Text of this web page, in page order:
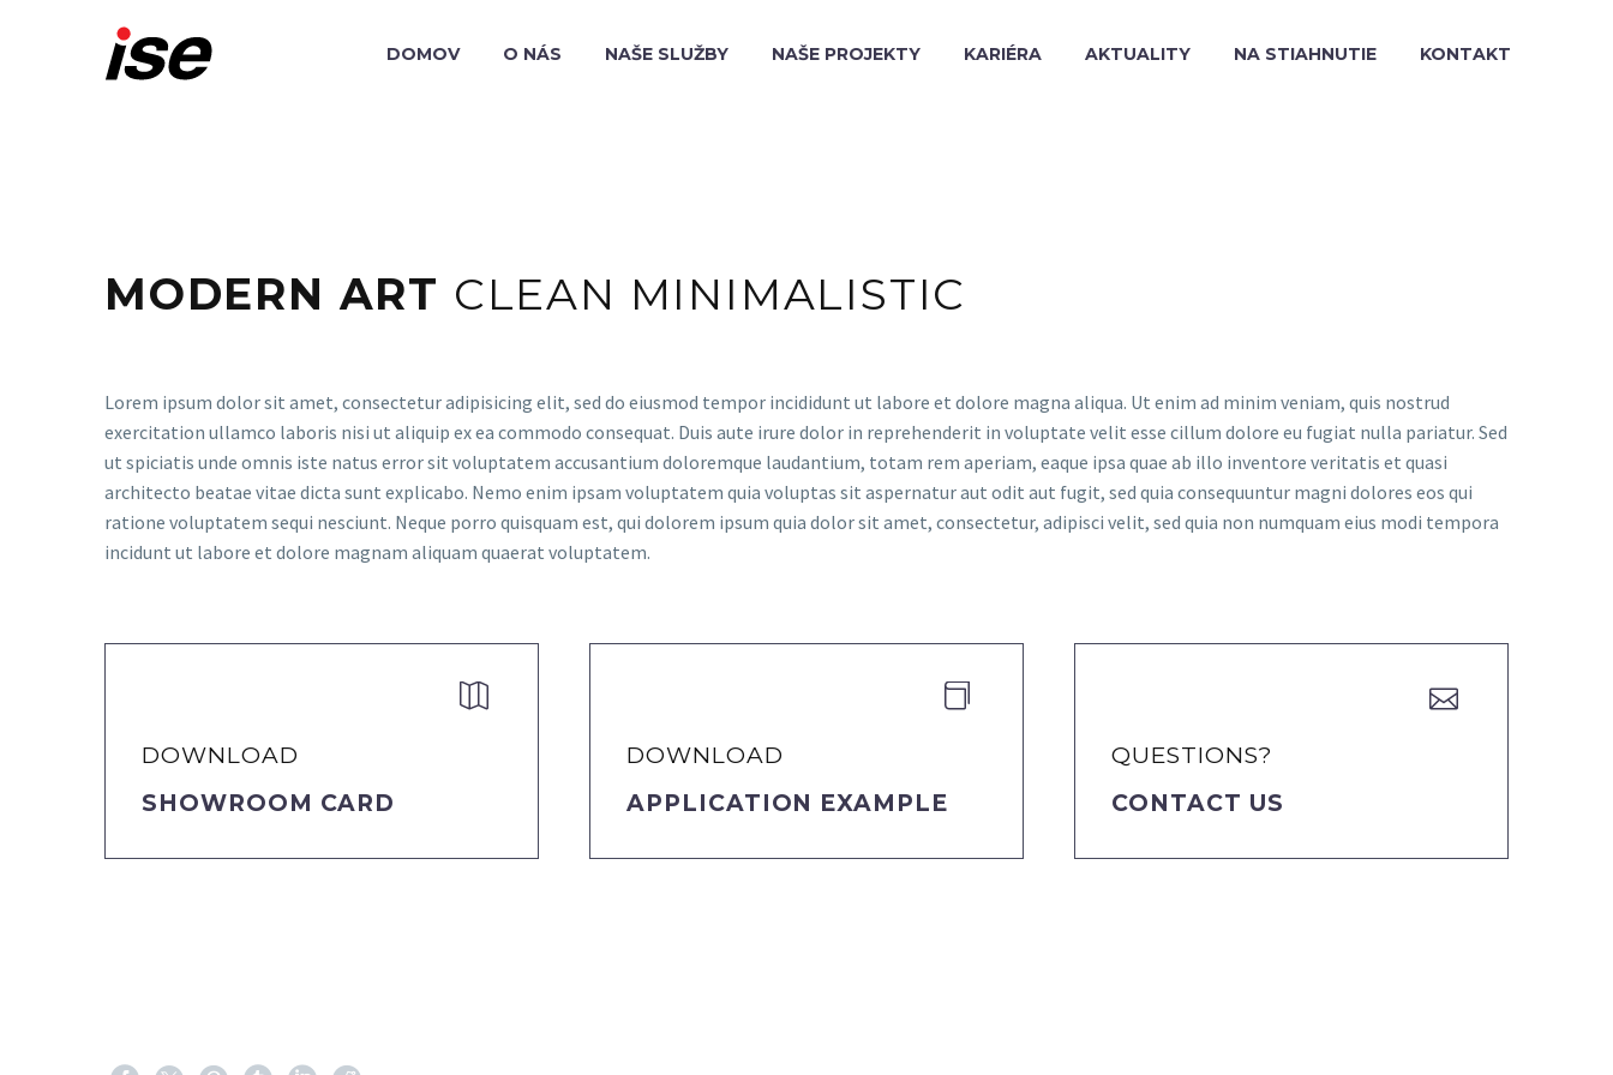
DOMOV O NÁS NAŠE SLUŽBY NAŠE PROJEKTY KARIÉRA AKTUALITY NA STIAHNUTIE KONTAKT
MODERN ART CLEAN MINIMALISTIC
Lorem ipsum dolor sit amet, consectetur adipisicing elit, sed do eiusmod tempor incididunt ut labore et dolore magna aliqua. Ut enim ad minim veniam, quis nostrud
exercitation ullamco laboris nisi ut aliquip ex ea commodo consequat. Duis aute irure dolor in reprehenderit in voluptate velit esse cillum dolore eu fugiat nulla pariatur. Sed
ut spiciatis unde omnis iste natus error sit voluptatem accusantium doloremque laudantium, totam rem aperiam, eaque ipsa quae ab illo inventore veritatis et quasi
architecto beatae vitae dicta sunt explicabo. Nemo enim ipsam voluptatem quia voluptas sit aspernatur aut odit aut fugit, sed quia consequuntur magni dolores eos qui
ratione voluptatem sequi nesciunt. Neque porro quisquam est, qui dolorem ipsum quia dolor sit amet, consectetur, adipisci velit, sed quia non numquam eius modi tempora
incidunt ut labore et dolore magnam aliquam quaerat voluptatem.


DOWNLOAD
SHOWROOM CARD


DOWNLOAD
APPLICATION EXAMPLE


QUESTIONS?
CONTACT US